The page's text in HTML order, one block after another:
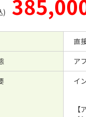
)
直
ア
イ
【